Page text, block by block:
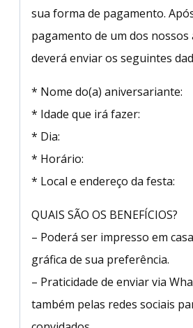
sua forma de pagamento.
pagamento de um dos nossos
deverá enviar os seguintes
* Nome do(a) aniversariante:
* Idade que irá fazer:
* Dia:
* Horário:
* Local e endereço da festa:
QUAIS SÃO OS BENEFÍCIOS?
– Poderá ser impresso em
gráfica de sua preferência.
– Praticidade de enviar via
também pelas redes sociais